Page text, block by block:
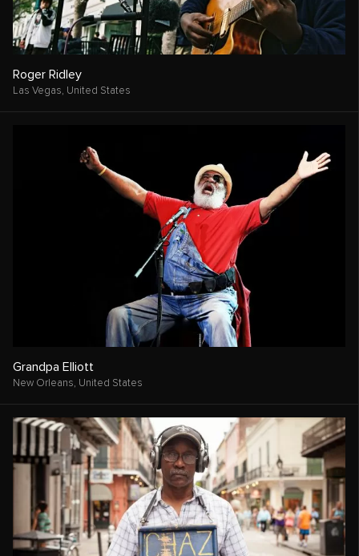
Roger Ridley
Las Vegas, United States
Grandpa Elliott
New Orleans, United States